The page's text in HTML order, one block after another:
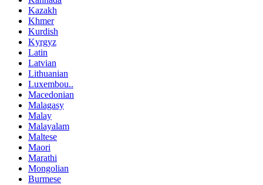
Kazakh
Khmer
Kurdish
Kyrgyz
Latin
Latvian
Lithuanian
Luxembou..
Macedonian
Malagasy
Malay
Malayalam
Maltese
Maori
Marathi
Mongolian
Burmese